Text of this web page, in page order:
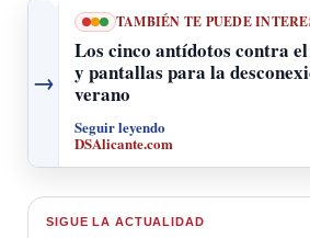
→
TAMBIÉN TE PUEDE
Los cinco antídotos contra
y pantallas para la
verano
Seguir leyendo
DSAlicante.com
SIGUE LA ACTUALIDAD